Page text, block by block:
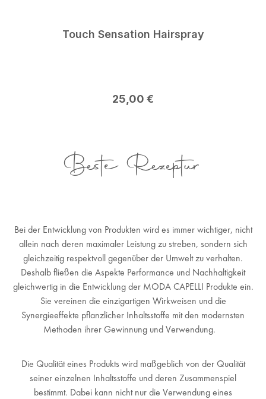
Touch Sensation Hairspray
Regulärer Preis:
25,00 €
Beste Rezeptur
Bei der Entwicklung von Produkten wird es immer wichtiger, nicht
allein nach deren maximaler Leistung zu streben, sondern sich
gleichzeitig respektvoll gegenüber der Umwelt zu verhalten.
Deshalb fließen die Aspekte Performance und Nachhaltigkeit
gleichwertig in die Entwicklung der MODA CAPELLI Produkte ein.
Sie vereinen die einzigartigen Wirkweisen und die
Synergieeffekte pflanzlicher Inhaltsstoffe mit den modernsten
Methoden ihrer Gewinnung und Verwendung.
Die Qualität eines Produkts wird maßgeblich von der Qualität
seiner einzelnen Inhaltsstoffe und deren Zusammenspiel
bestimmt. Dabei kann nicht nur die Verwendung eines